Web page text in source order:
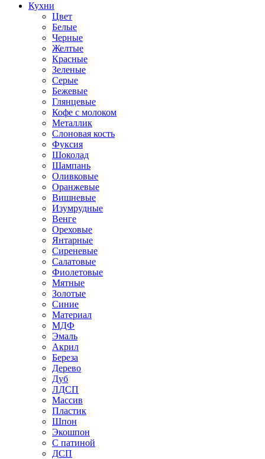
Кухни
Цвет
Белые
Черные
Желтые
Красные
Зеленые
Серые
Бежевые
Глянцевые
Кофе с молоком
Металлик
Слоновая кость
Фуксия
Шоколад
Шампань
Оливковые
Оранжевые
Вишневые
Изумрудные
Венге
Ореховые
Янтарные
Сиреневые
Салатовые
Фиолетовые
Мятные
Золотые
Синие
Материал
МДФ
Эмаль
Акрил
Береза
Дерево
Дуб
ЛДСП
Массив
Пластик
Шпон
Экошпон
С патиной
ДСП